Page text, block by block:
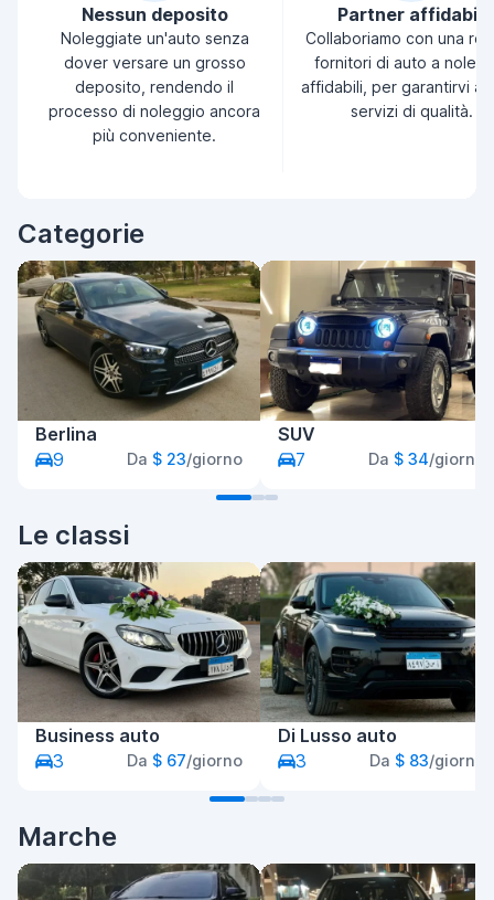
Nessun deposito
Noleggiate un'auto senza
dover versare un grosso
deposito, rendendo il
processo di noleggio ancora
più conveniente.
Partner affidabili
Collaboriamo con una
fornitori di auto a
affidabili, per garantirvi
servizi di qualità.
Categorie
Berlina
9
Da $ 23/giorno
SUV
7
Da $ 34/giorno
Le classi
Business auto
3
Da $ 67/giorno
Di Lusso auto
3
Da $ 83/giorno
Marche